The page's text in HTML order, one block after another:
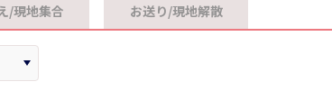
/現地集合 お送り/現地解散